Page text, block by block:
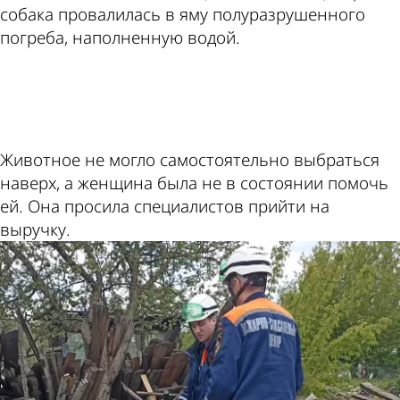
собака провалилась в яму полуразрушенного
погреба, наполненную водой.
Животное не могло самостоятельно выбраться
наверх, а женщина была не в состоянии помочь
ей. Она просила специалистов прийти на
выручку.